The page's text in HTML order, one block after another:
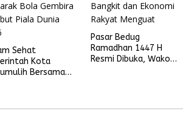
Sehat
Kota
Bersama
Pasar Bedug
Ramadhan 1447 H
Resmi Dibuka, Wako